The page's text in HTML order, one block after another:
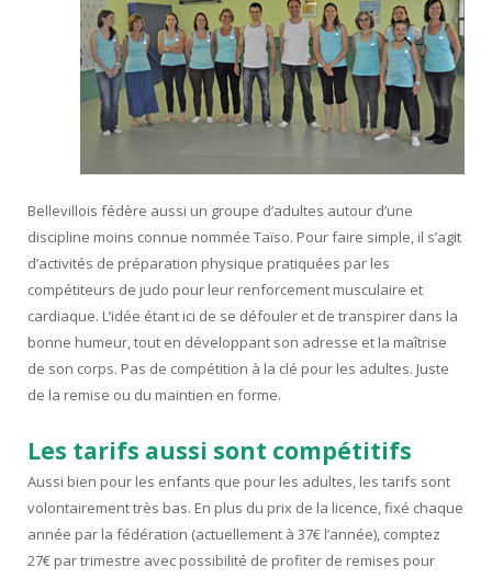
Bellevillois fédère aussi un groupe d’adultes autour d’une
discipline moins connue nommée Taïso. Pour faire simple, il s’agit
d’activités de préparation physique pratiquées par les
compétiteurs de judo pour leur renforcement musculaire et
cardiaque. L’idée étant ici de se défouler et de transpirer dans la
bonne humeur, tout en développant son adresse et la maîtrise
de son corps. Pas de compétition à la clé pour les adultes. Juste
de la remise ou du maintien en forme.
Les tarifs aussi sont compétitifs
Aussi bien pour les enfants que pour les adultes, les tarifs sont
volontairement très bas. En plus du prix de la licence, fixé chaque
année par la fédération (actuellement à 37€ l’année), comptez
27€ par trimestre avec possibilité de profiter de remises pour